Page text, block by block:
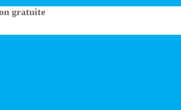
gratuite